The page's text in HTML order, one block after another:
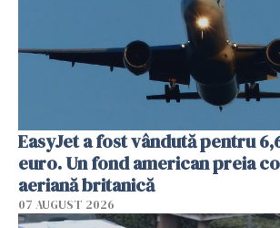
EasyJet a fost vândută pentru
euro. Un fond american preia
aeriană britanică
07 AUGUST 2026